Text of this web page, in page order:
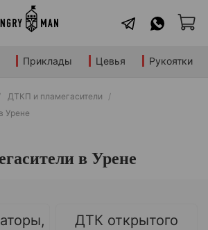
Приклады Цевья Рукоятки
ДТКП и пламегасители
Урене
в Урене
ДТК открытого